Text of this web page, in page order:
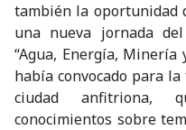
también la oportunidad
una nueva jornada
“Agua, Energía, Minería
había convocado para
ciudad anfitriona,
conocimientos sobre